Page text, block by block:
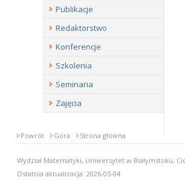
Publikacje
Redaktorstwo
Konferencje
Szkolenia
Seminaria
Zajęcia
Powrót Góra Strona główna
Wydział Matematyki, Uniwersytet w Białymstoku,
Ostatnia aktualizacja: 2026-05-04